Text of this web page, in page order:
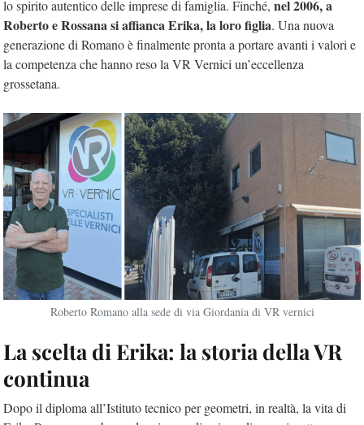
lo spirito autentico delle imprese di famiglia. Finché, nel 2006, a
Roberto e Rossana si affianca Erika, la loro figlia. Una nuova
generazione di Romano è finalmente pronta a portare avanti i valori e
la competenza che hanno reso la VR Vernici un’eccellenza
grossetana.
Roberto Romano alla sede di via Giordania di VR vernici
La scelta di Erika: la storia della VR
continua
Dopo il diploma all’Istituto tecnico per geometri, in realtà, la vita di